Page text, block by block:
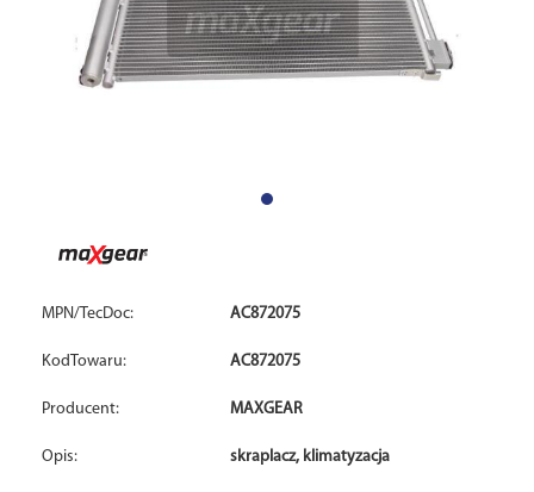
MPN/TecDoc: AC872075
KodTowaru: AC872075
Producent: MAXGEAR
Opis: skraplacz, klimatyzacja